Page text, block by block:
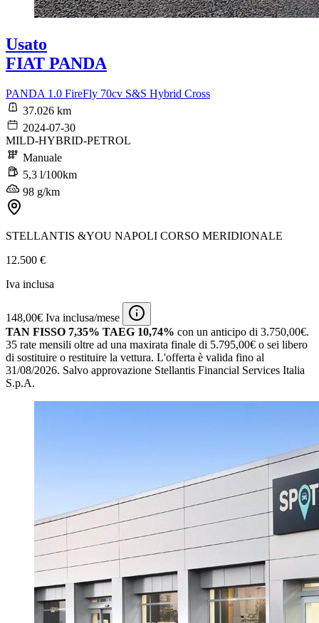
Usato
FIAT PANDA
PANDA 1.0 FireFly 70cv S&S Hybrid Cross
37.026 km
2024-07-30
MILD-HYBRID-PETROL
Manuale
5,3 l/100km
98 g/km
STELLANTIS &YOU NAPOLI CORSO MERIDIONALE
12.500 €
Iva inclusa
148,00€ Iva inclusa/mese
TAN FISSO 7,35% TAEG 10,74% con un anticipo di 3.750,00€.
35 rate mensili oltre ad una maxirata finale di 5.795,00€ o sei libero
di sostituire o restituire la vettura. L'offerta è valida fino al
31/08/2026. Salvo approvazione Stellantis Financial Services Italia
S.p.A.